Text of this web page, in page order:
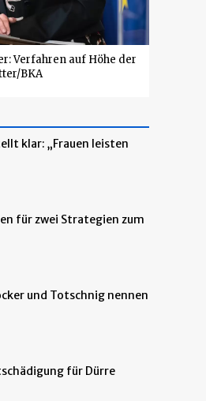
Verfahren auf Höhe der
BKA
klar: „Frauen leisten
für zwei Strategien zum
und Totschnig nennen
für Dürre